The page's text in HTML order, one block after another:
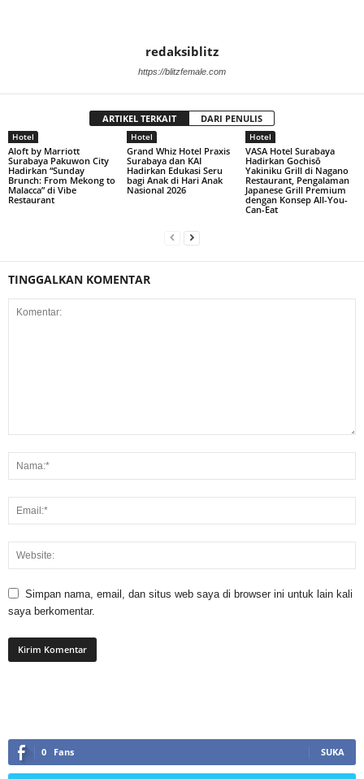
redaksiblitz
https://blitzfemale.com
ARTIKEL TERKAIT DARI PENULIS
Hotel
Aloft by Marriott
Surabaya Pakuwon City
Hadirkan “Sunday
Brunch: From Mekong to
Malacca” di Vibe
Restaurant
Hotel
Grand Whiz Hotel Praxis
Surabaya dan KAI
Hadirkan Edukasi Seru
bagi Anak di Hari Anak
Nasional 2026
Hotel
VASA Hotel Surabaya
Hadirkan Gochisō
Yakiniku Grill di Nagano
Restaurant, Pengalaman
Japanese Grill Premium
dengan Konsep All-You-
Can-Eat
TINGGALKAN KOMENTAR
Simpan nama, email, dan situs web saya di browser ini untuk lain kali
saya berkomentar.
0 Fans SUKA